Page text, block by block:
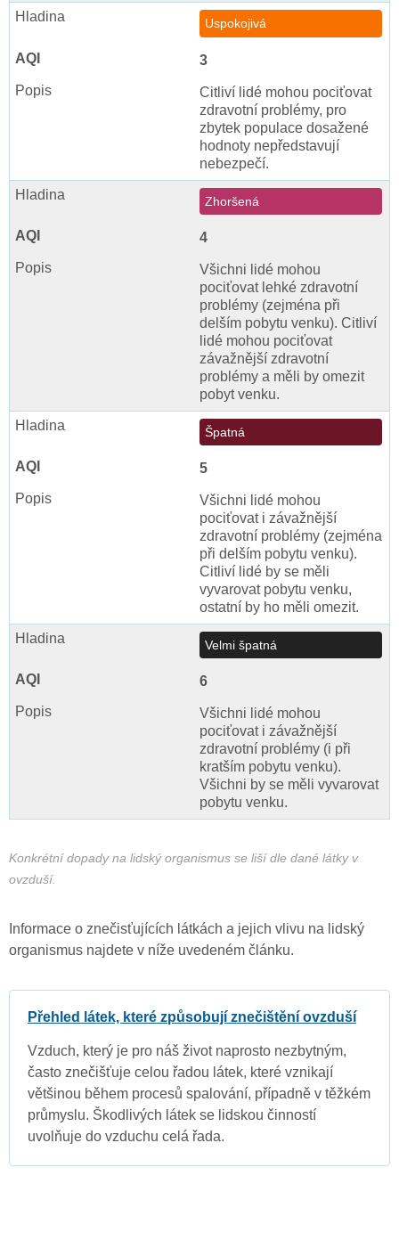
Uspokojivá
3
Citliví lidé mohou pociťovat
zdravotní problémy, pro
zbytek populace dosažené
hodnoty nepředstavují
nebezpečí.
Zhoršená
4
Všichni lidé mohou
pociťovat lehké zdravotní
problémy (zejména při
delším pobytu venku). Citliví
lidé mohou pociťovat
závažnější zdravotní
problémy a měli by omezit
pobyt venku.
Špatná
5
Všichni lidé mohou
pociťovat i závažnější
zdravotní problémy (zejména
při delším pobytu venku).
Citliví lidé by se měli
vyvarovat pobytu venku,
ostatní by ho měli omezit.
Velmi špatná
6
Všichni lidé mohou
pociťovat i závažnější
zdravotní problémy (i při
kratším pobytu venku).
Všichni by se měli vyvarovat
pobytu venku.
Konkrétní dopady na lidský organismus se liší dle dané látky v
ovzduší.
Informace o znečisťujících látkách a jejich vlivu na lidský
organismus najdete v níže uvedeném článku.
Přehled látek, které způsobují znečištění ovzduší
Vzduch, který je pro náš život naprosto nezbytným,
často znečišťuje celou řadou látek, které vznikají
většinou během procesů spalování, případně v těžkém
průmyslu. Škodlivých látek se lidskou činností
uvolňuje do vzduchu celá řada.